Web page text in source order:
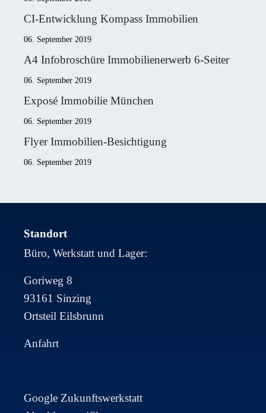
CI-Entwicklung Kompass Immobilien
06. September 2019
A4 Infobroschüre Immobilienerwerb 6-Seiter
06. September 2019
Exposé Immobilie München
06. September 2019
Flyer Immobilien-Besichtigung
06. September 2019
Standort
Büro, Werkstatt und Lager:
Goriweg 8
93161 Sinzing
Ortsteil Eilsbrunn
Anfahrt
Google Zukunftswerkstatt